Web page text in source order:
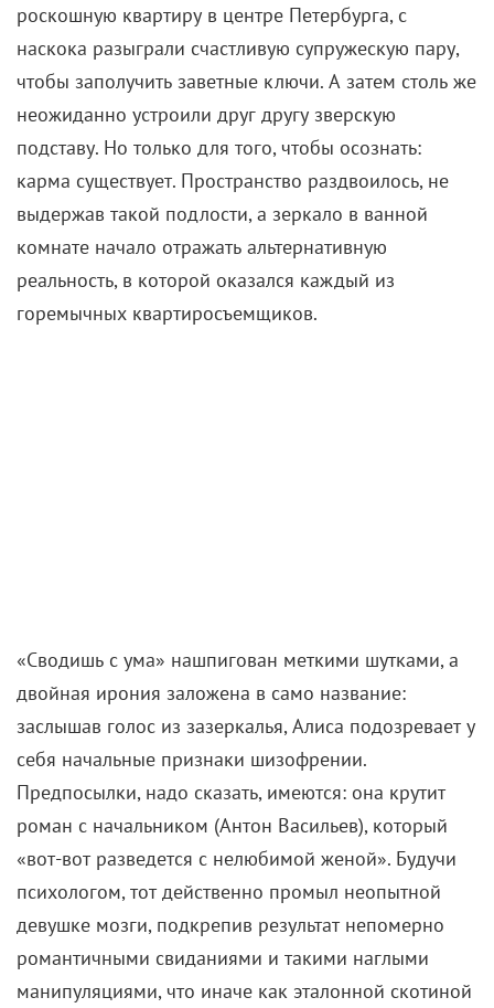
роскошную квартиру в центре Петербурга, с
наскока разыграли счастливую супружескую пару,
чтобы заполучить заветные ключи. А затем столь же
неожиданно устроили друг другу зверскую
подставу. Но только для того, чтобы осознать:
карма существует. Пространство раздвоилось, не
выдержав такой подлости, а зеркало в ванной
комнате начало отражать альтернативную
реальность, в которой оказался каждый из
горемычных квартиросъемщиков.
«Сводишь с ума» нашпигован меткими шутками, а
двойная ирония заложена в само название:
заслышав голос из зазеркалья, Алиса подозревает у
себя начальные признаки шизофрении.
Предпосылки, надо сказать, имеются: она крутит
роман с начальником (Антон Васильев), который
«вот-вот разведется с нелюбимой женой». Будучи
психологом, тот действенно промыл неопытной
девушке мозги, подкрепив результат непомерно
романтичными свиданиями и такими наглыми
манипуляциями, что иначе как эталонной скотиной